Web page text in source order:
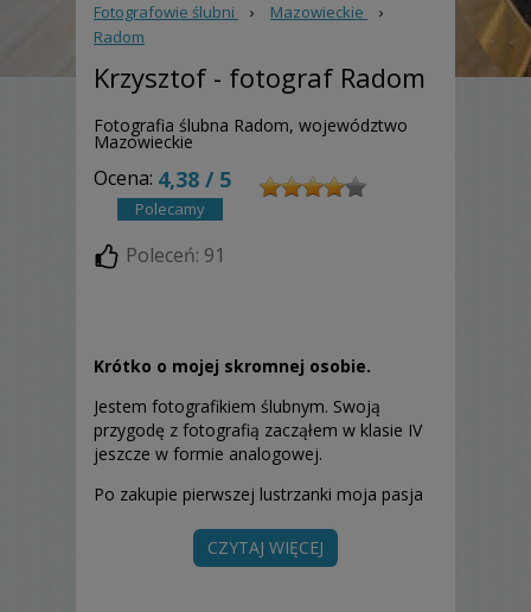
Fotografowie ślubni › Mazowieckie
›
Radom
Krzysztof - fotograf Radom
Fotografia ślubna Radom, województwo
Mazowieckie
Ocena: 4,38 / 5
Polecamy
Poleceń: 91
Krótko o mojej skromnej osobie.
Jestem fotografikiem ślubnym. Swoją
przygodę z fotografią zacząłem w klasie IV
jeszcze w formie analogowej.
Po zakupie pierwszej lustrzanki moja pasja
Dziś fotografuję śluby, uroczystości i
CZYTAJ WIĘCEJ